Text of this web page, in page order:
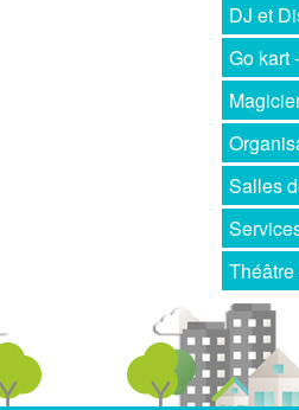
DJ et
Go kart
Salles